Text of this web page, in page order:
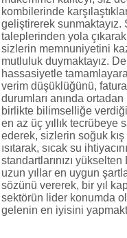
kombilerinde
geliştirerek
taleplerinden yola çıkarak
sizlerin memnuniyetini
mutluluk duymaktayız.
hassasiyetle
verim düşüklüğünü,
durumları anında
birlikte bilimselliğe
en az üç yıllık
ederek, sizlerin soğuk
ısıtarak, sıcak su
standartlarınızı
uzun yıllar en uygun
sözünü vererek, bir yıl
sektörün lider konumda
gelenin en iyisini